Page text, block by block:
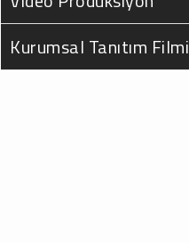
Kurumsal Tanıtım Filmi